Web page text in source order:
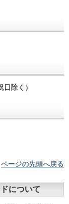
除く）
ページの先頭へ戻る
について